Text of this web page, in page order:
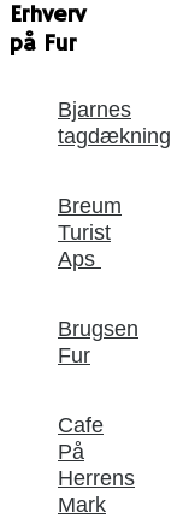
Erhverv
på Fur
Bjarnes
tagdækning
Breum
Turist
Aps
Brugsen
Fur
Cafe
På
Herrens
Mark